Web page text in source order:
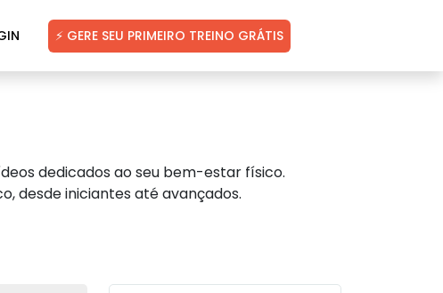
⚡ GERE SEU PRIMEIRO TREINO GRÁTIS
dedicados ao seu bem-estar físico.
desde iniciantes até avançados.